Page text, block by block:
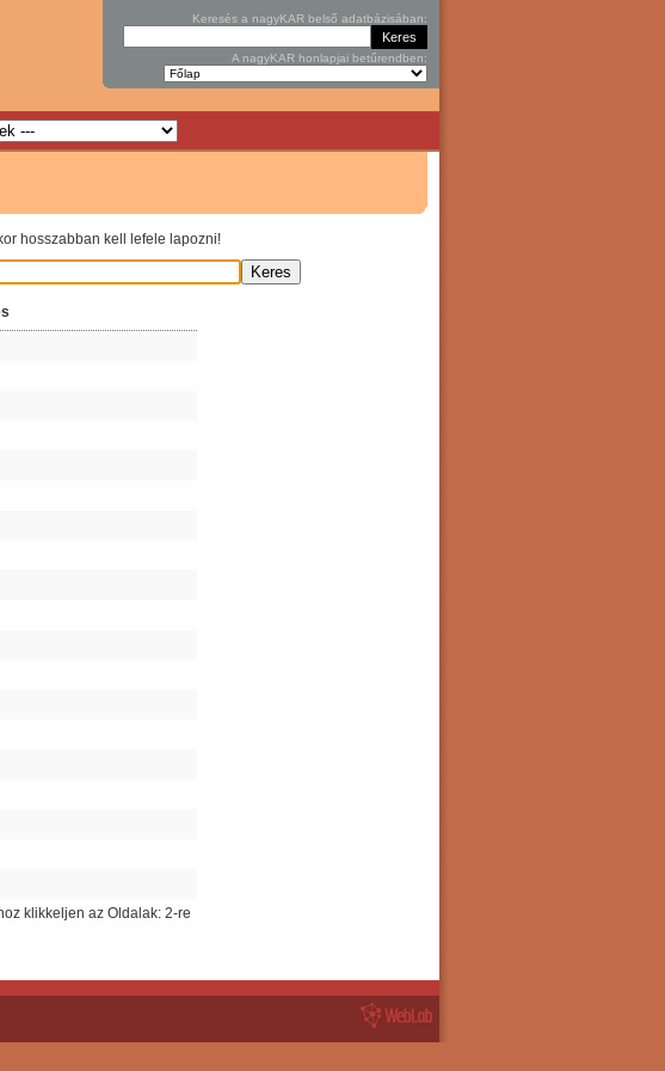
Keresés a nagyKAR belső adatbázisában:
A nagyKAR honlapjai betűrendben:
hosszabban kell lefele lapozni!
klikkeljen az Oldalak: 2-re